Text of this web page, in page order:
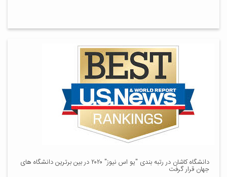
دانشگاه کاشان در رتبه بندی "یو اس نیوز" ۲۰۲۰ در بین برترین دانشگاه های
جهان قرار گرفت